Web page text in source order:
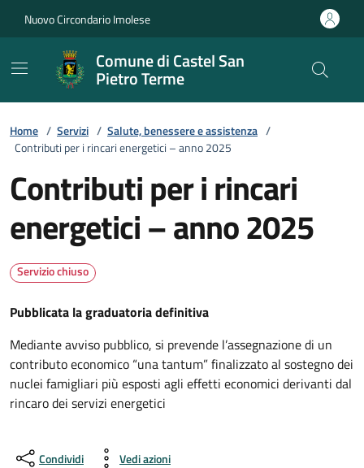
Nuovo Circondario Imolese
Comune di Castel San
Pietro Terme
Home / Servizi / Salute, benessere e assistenza /
Contributi per i rincari energetici – anno 2025
Contributi per i rincari
energetici – anno 2025
Servizio chiuso
Pubblicata la graduatoria definitiva
Mediante avviso pubblico, si prevende l’assegnazione di un
contributo economico “una tantum” finalizzato al sostegno dei
nuclei famigliari più esposti agli effetti economici derivanti dal
rincaro dei servizi energetici
Condividi Vedi azioni